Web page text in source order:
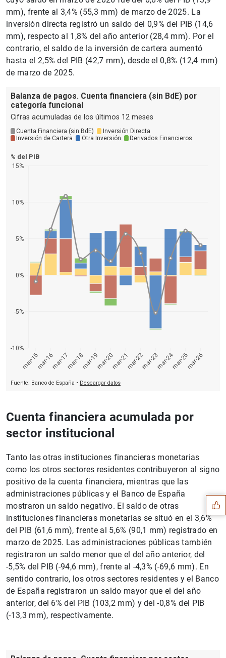
mm), frente al 3,4% (55,3 mm) de marzo de 2025. La
inversión directa registró un saldo del 0,9% del PIB (14,6
mm), respecto al 1,8% del año anterior (28,4 mm). Por el
contrario, el saldo de la inversión de cartera aumentó
hasta el 2,5% del PIB (42,7 mm), desde el 0,8% (12,4 mm)
de marzo de 2025.
Cuenta financiera acumulada por
sector institucional
Tanto las otras instituciones financieras monetarias
como los otros sectores residentes contribuyeron al signo
positivo de la cuenta financiera, mientras que las
administraciones públicas y el Banco de España
mostraron un saldo negativo. El saldo de otras
instituciones financieras monetarias se situó en el 3,6%
del PIB (61,6 mm), frente al 5,6% (90,1 mm) registrado en
marzo de 2025. Las administraciones públicas también
registraron un saldo menor que el del año anterior, del
-5,5% del PIB (-94,6 mm), frente al -4,3% (-69,6 mm). En
sentido contrario, los otros sectores residentes y el Banco
de España registraron un saldo mayor que el del año
anterior, del 6% del PIB (103,2 mm) y del -0,8% del PIB
(-13,3 mm), respectivamente.
Sugerencias
1